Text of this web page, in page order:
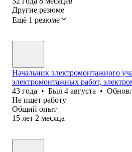
Другие резюме
Ещё 1 резюме
Начальник электромонтажного
электромонтажных работ,
43 года • Был 4 августа •
Не ищет работу
Общий опыт
15 лет 2 месяца